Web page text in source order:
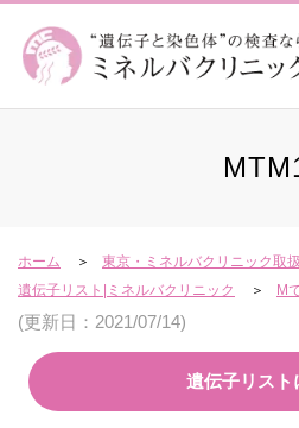
ホーム 東京・ミネルバクリニック取
遺伝子リスト|ミネルバクリニック
M
(更新日：2021/07/14)
遺伝子リスト